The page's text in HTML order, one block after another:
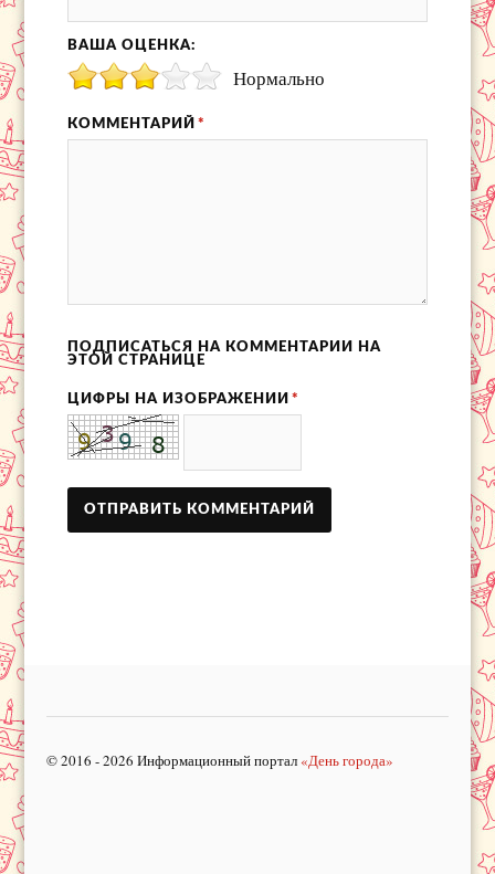
ВАША ОЦЕНКА:
Нормально
КОММЕНТАРИЙ *
ПОДПИСАТЬСЯ НА КОММЕНТАРИИ НА
ЭТОЙ СТРАНИЦЕ
ЦИФРЫ НА ИЗОБРАЖЕНИИ *
© 2016 - 2026 Информационный портал «День города»